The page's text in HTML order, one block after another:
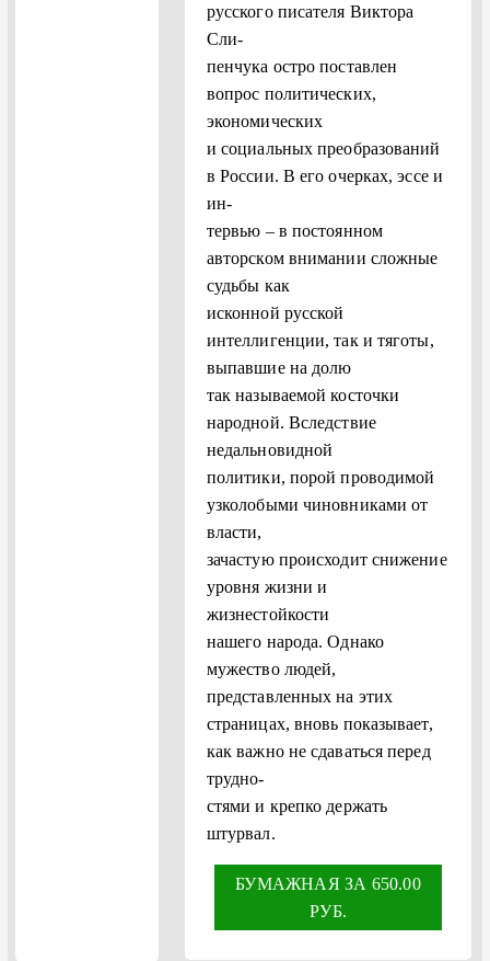
русского писателя Виктора
Сли-
пенчука остро поставлен
вопрос политических,
экономических
и социальных преобразований
в России. В его очерках, эссе и
ин-
тервью – в постоянном
авторском внимании сложные
судьбы как
исконной русской
интеллигенции, так и тяготы,
выпавшие на долю
так называемой косточки
народной. Вследствие
недальновидной
политики, порой проводимой
узколобыми чиновниками от
власти,
зачастую происходит снижение
уровня жизни и
жизнестойкости
нашего народа. Однако
мужество людей,
представленных на этих
страницах, вновь показывает,
как важно не сдаваться перед
трудно-
стями и крепко держать
штурвал.
БУМАЖНАЯ ЗА 650.00
РУБ.